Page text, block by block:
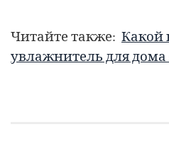
Читайте также: Какой
увлажнитель для дома